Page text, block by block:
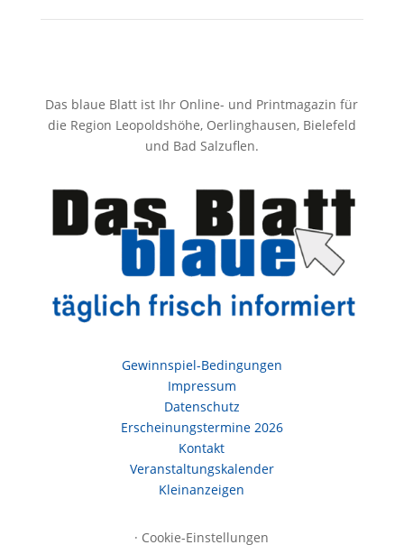
Das blaue Blatt ist Ihr Online- und Printmagazin für
die Region Leopoldshöhe, Oerlinghausen, Bielefeld
und Bad Salzuflen.
Gewinnspiel-Bedingungen
Impressum
Datenschutz
Erscheinungstermine 2026
Kontakt
Veranstaltungskalender
Kleinanzeigen
· Cookie-Einstellungen